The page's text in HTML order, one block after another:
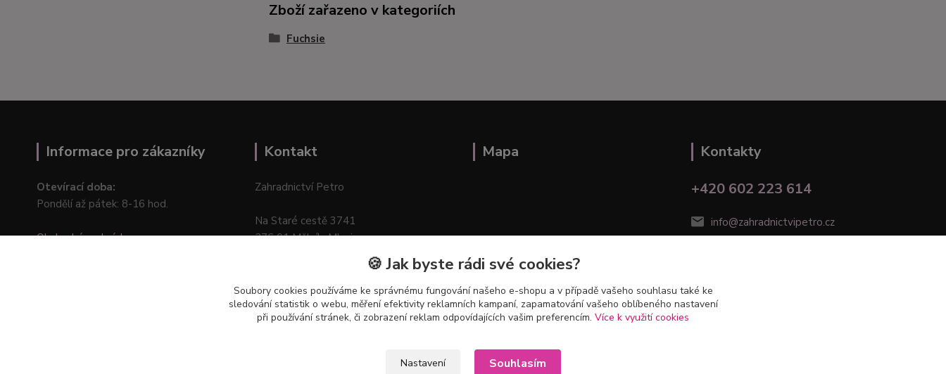
Zboží zařazeno v kategoriích
Fuchsie
Informace pro zákazníky
Otevírací doba:
Pondělí až pátek: 8-16 hod.
Obchodní podmínky
Kontakt
Zahradnictví Petro
Na Staré cestě 3741
276 01 Mělník–Mlazice
Mapa
Kontakty
+420 602 223 614
info@zahradnictvipetro.cz
🍪 Jak byste rádi své cookies?
Soubory cookies používáme ke správnému fungování našeho e-shopu a v případě vašeho souhlasu také ke
sledování statistik o webu, měření efektivity reklamních kampaní, zapamatování vašeho oblíbeného nastavení
při používání stránek, či zobrazení reklam odpovídajících vašim preferencím. Více k využití cookies
Nastavení Souhlasím